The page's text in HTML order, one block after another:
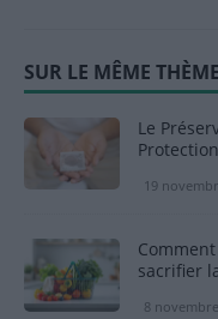
SUR LE MÊME THÈME
Le
19
sacrifier
8